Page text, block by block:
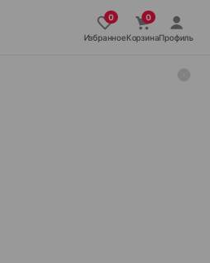
ИзбранноеКорзинаПрофиль